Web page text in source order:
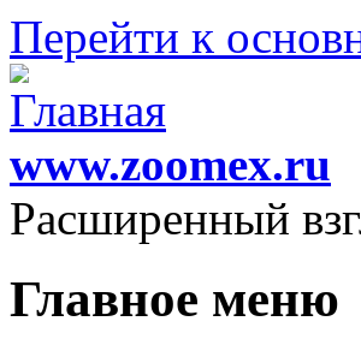
Перейти к
www.zoomex.ru
Расширенный
Главное меню